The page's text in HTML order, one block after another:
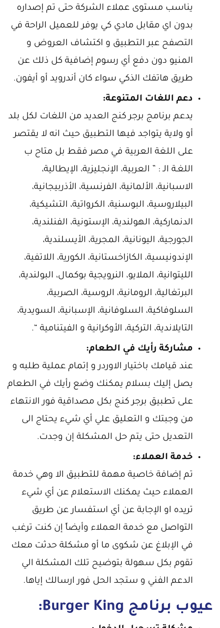
يناسب مستوى عملاء الشركة حتى تم إصداره
بدون اي مقابل مادي كي يوفر للعميل الراحة في
التصفح عبر التطبيق و اكتشاف العروض و
المنيو دون دفع أي رسوم إضافية كل ذلك عن
طريق هاتفك الذكي سواء كان أندرويد أو أيفون.
دعم اللغات المتنوعة:
يدعم برنامج برجر كنج العديد من اللغات لكل بلد
أو ولاية يتواجد فيها التطبيق حيث انه لا يقتصر
على اللغة العربية في مصر فقط بل متاح ب
اللغـة الـ : ” العربية، الإنجليزية، الإيطالية،
الاسبانية، الألمانية، الفرنسية، الأذربيجانية،
البيلاروسية، البوسنية، الكرواتية، التشيكية،
الدنماركية، الهولندية، الإستونية، الفنلندية،
الجورجية، اليونانية، المجرية، الأيسلندية،
الإندونيسية، الكازاخستانية، الكورية، اللاتفية،
الليتوانية، الملايو، النرويجية بوكمال، البولندية،
البرتغالية، الرومانية، الروسية، الصربية،
السلوفاكية، السلوفانية، الإسبانية، السويدية،
التايلاندية، التركية، الأوكرانية و الفيتنامية “.
مشاركة رأيك في الطعام:
عند قيامك باختيار الاوردر و إتمام عملية طلبه و
يصل إليك بسلام يمكنك وضع رأيك في الطعام
على تطبيق برجر كنج بكل مصداقية فور الانتهاء
من وجبتك و التعليق علي أي شيء يحتاج الى
التعديل حتى يتم حل المشكلة إن وجدت.
خدمة العملاء:
تم إضافة خاصية مهمة للتطبيق الا وهي خدمة
العملاء حيث يمكنك الاستعلام عن أي شيء
تريده او الإجابة عن أي استفسار عن طريق
التواصل مع خدمة العملاء وأيضاً إن كنت ترغب
في الإبلاغ عن شكوى ما أو مشكلة حدثت معك
تقوم بكل سهولة بتوضيح تلك المشكلة الي
الدعم الفني و ستجد الحل فور ارسالك إياها.
عيوب برنامج Burger King: